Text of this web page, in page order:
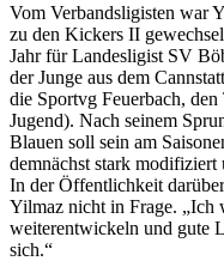
Vom Verbandsligisten war
zu den Kickers II
Jahr für Landesligist SV
der Junge aus dem
die Sportvg Feuerbach,
Jugend). Nach seinem
Blauen soll sein am
demnächst stark
In der Öffentlichkeit
Yilmaz nicht in Frage.
weiterentwickeln und gute
sich.“